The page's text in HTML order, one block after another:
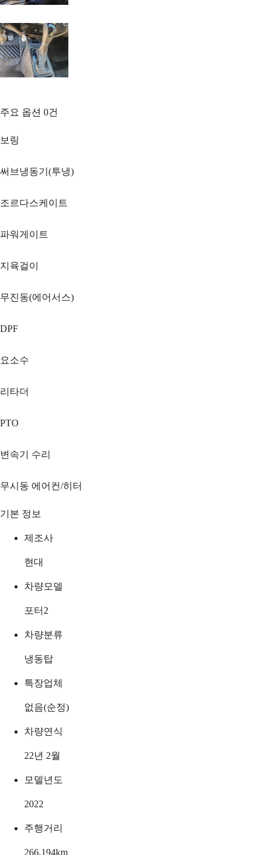
주요 옵션 0건
보링
써브냉동기(투냉)
조르다스케이트
파워게이트
지육걸이
무진동(에어서스)
DPF
요소수
리타더
PTO
변속기 수리
무시동 에어컨/히터
기본 정보
제조사
현대
차량모델
포터2
차량분류
냉동탑
특장업체
없음(순정)
차량연식
22년 2월
모델년도
2022
주행거리
266,194km